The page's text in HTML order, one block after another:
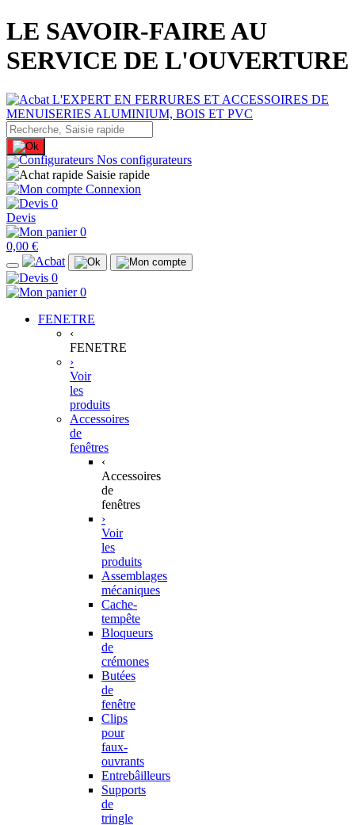
LE SAVOIR-FAIRE AU
SERVICE DE L'OUVERTURE
Nos configurateurs
Saisie rapide
Connexion
0
Devis
0
0,00 €
0
0
FENETRE
‹
FENETRE
›
Voir
les
produits
Accessoires
de
fenêtres
‹
Accessoires
de
fenêtres
›
Voir
les
produits
Assemblages
mécaniques
Cache-
tempête
Bloqueurs
de
crémones
Butées
de
fenêtre
Clips
pour
faux-
ouvrants
Entrebâilleurs
Supports
de
tringle